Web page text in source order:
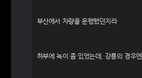
부산에서 차량을 운행했던지라
하부에 녹이 좀 있었는데, 강릉의 경우엔